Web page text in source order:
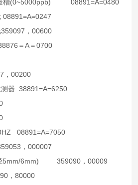
槽(0~5000ppb) 08891=A=0480
08891=A=0247
359097 ，00600
＝A ＝0700
，00200
器 38891=A=6250
08891=A=7050
，000007
5mm/6mm) 359090 ，00009
，80000